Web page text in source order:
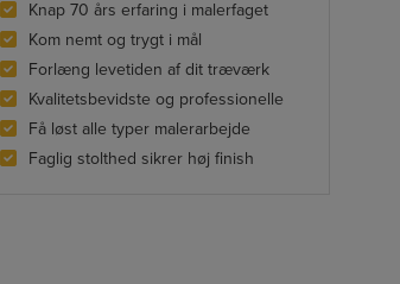
Knap 70 års erfaring i malerfaget
Kom nemt og trygt i mål
Forlæng levetiden af dit træværk
Kvalitetsbevidste og professionelle
Få løst alle typer malerarbejde
Faglig stolthed sikrer høj finish